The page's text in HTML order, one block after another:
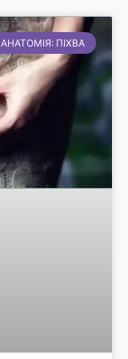
АНАТОМІЯ: ПІХВА